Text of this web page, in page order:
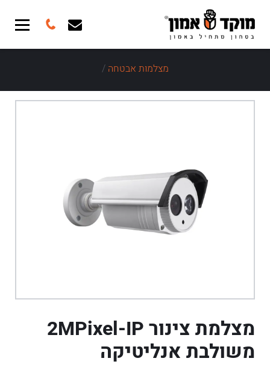
מצלמות אבטחה /
מצלמת צינור 2MPixel-IP
משולבת אנליטיקה